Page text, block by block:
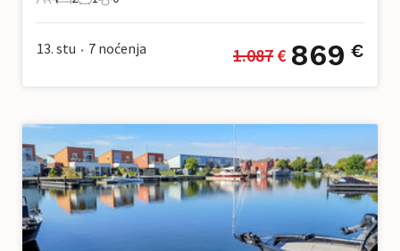
4 Gosti2 Spavaće sobe
1 Kupaonica
0 Kućni ljubimac
13. stu • 7 noćenja 1.087 € 869 €